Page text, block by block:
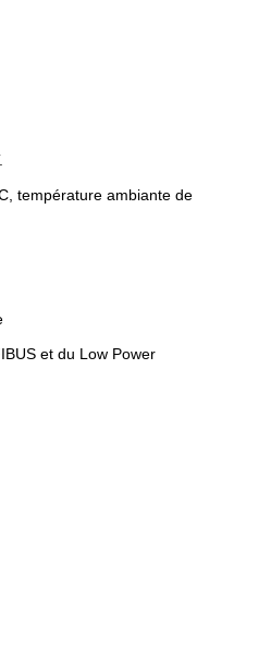
température ambiante de
et du Low Power